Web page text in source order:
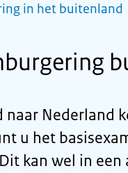
in het buitenland
Nederland
u het
kan wel in een